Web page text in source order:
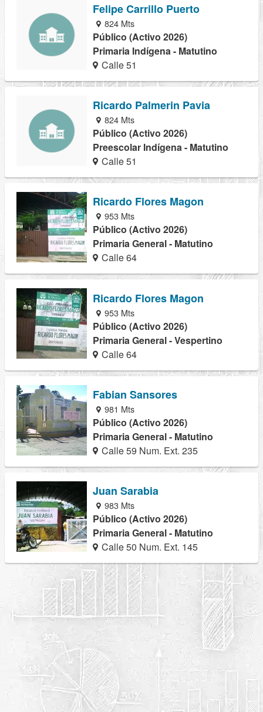
Felipe Carrillo Puerto
824 Mts
Público (Activo 2026)
Primaria Indígena - Matutino
Calle 51
Ricardo Palmerin Pavia
824 Mts
Público (Activo 2026)
Preescolar Indígena - Matutino
Calle 51
Ricardo Flores Magon
953 Mts
Público (Activo 2026)
Primaria General - Matutino
Calle 64
Ricardo Flores Magon
953 Mts
Público (Activo 2026)
Primaria General - Vespertino
Calle 64
Fabian Sansores
981 Mts
Público (Activo 2026)
Primaria General - Matutino
Calle 59 Num. Ext. 235
Juan Sarabia
983 Mts
Público (Activo 2026)
Primaria General - Matutino
Calle 50 Num. Ext. 145